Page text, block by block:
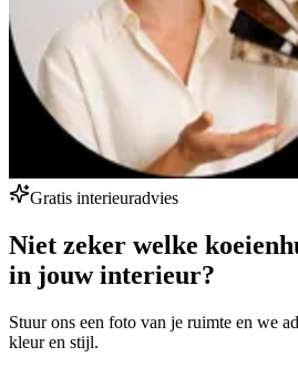
Gratis interieuradvies
Niet zeker welke
in jouw interieur?
Stuur ons een foto van je ruimte en we
kleur en stijl.